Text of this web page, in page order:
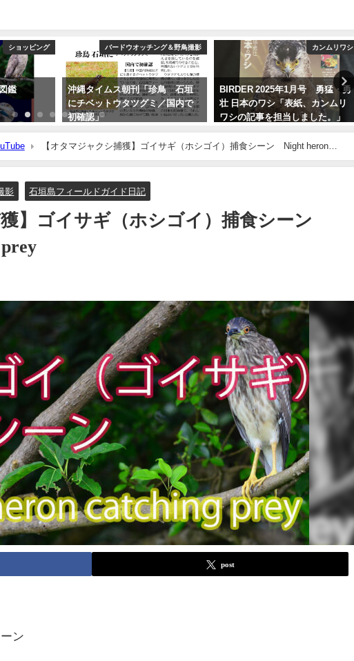
ショッピング
鑑
バードウオッチング＆野鳥撮影
沖縄タイムス朝刊「珍鳥 石垣
にチベットウタツグミ／国内で
初確認」
カンムリワシ
BIRDER 2025年1月号 勇猛・勇
壮 日本のワシ「表紙、カンムリ
ワシの記事を担当しました。」
【オタマジャクシ捕獲】ゴイサギ（ホシゴイ）捕食シーン Night heron
影 石垣島フィールドガイド日記
獲】ゴイサギ（ホシゴイ）捕食シーン
post
ン